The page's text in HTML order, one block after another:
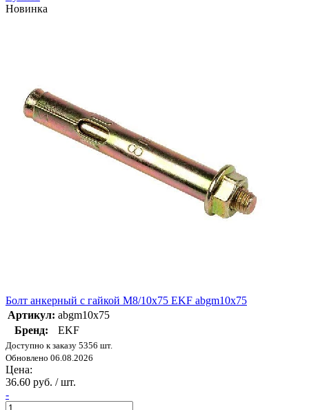
Новинка
Болт анкерный с гайкой М8/10х75 EKF abgm10x75
Артикул: abgm10x75
Бренд:
EKF
Доступно к заказу 5356 шт.
Обновлено 06.08.2026
Цена:
36.60 руб. / шт.
-